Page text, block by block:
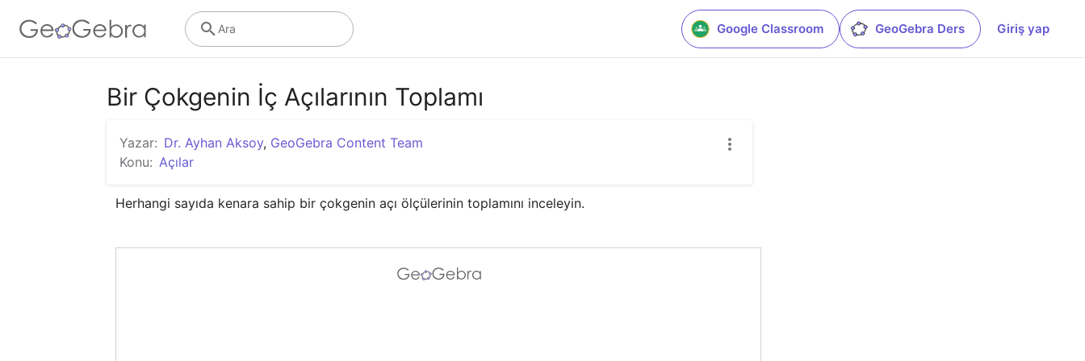
Google Classroom GeoGebra Ders Giriş yap
Ara
Bir Çokgenin İç Açılarının Toplamı
Yazar: Dr. Ayhan Aksoy, GeoGebra Content Team
Konu: Açılar
Herhangi sayıda kenara sahip bir çokgenin açı ölçülerinin toplamını inceleyin.